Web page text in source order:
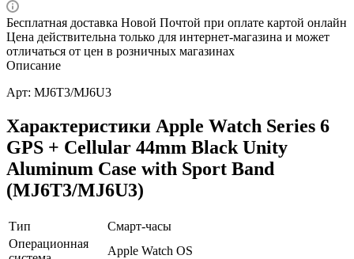
Бесплатная доставка Новой Почтой при оплате картой онлайн
Цена действительна только для интернет-магазина и может
отличаться от цен в розничных магазинах
Описание
Арт: MJ6T3/MJ6U3
Характеристики Apple Watch Series 6
GPS + Cellular 44mm Black Unity
Aluminum Case with Sport Band
(MJ6T3/MJ6U3)
Тип
Смарт-часы
Операционная
Apple Watch OS